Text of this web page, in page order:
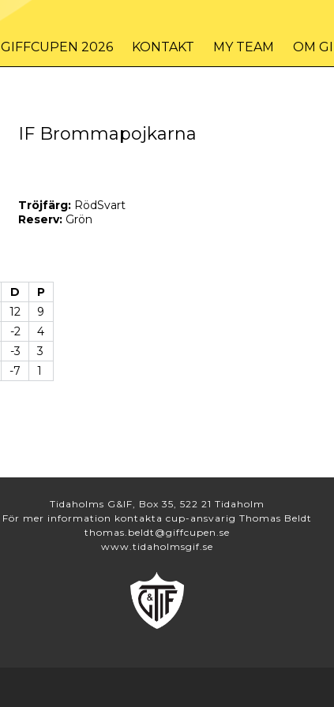
GIFFCUPEN 2026 KONTAKT MY TEAM OM
IF Brommapojkarna
Tröjfärg: RödSvart
Reserv: Grön
D
P
12
9
-2
4
-3
3
-7 1
Tidaholms G&IF, Box 35, 522 21 Tidaholm
För mer information kontakta cup-ansvarig Thomas Beldt
thomas.beldt@giffcupen.se
www.tidaholmsgif.se